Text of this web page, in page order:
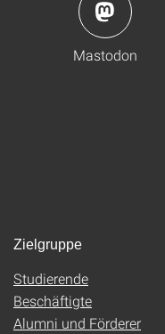
Mastodon
Zielgruppe
Studierende
Beschäftigte
Alumni und Förderer